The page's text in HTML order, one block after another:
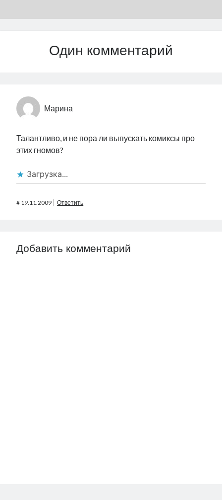
Один комментарий
Марина
Талантливо, и не пора ли выпускать комиксы про
этих гномов?
Загрузка...
# 19.11.2009 Ответить
Добавить комментарий